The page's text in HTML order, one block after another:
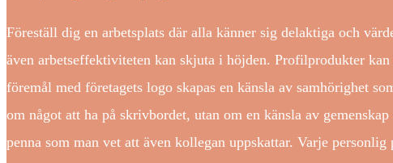
Föreställ dig en arbetsplats där alla känner sig delaktiga och
även arbetseffektiviteten kan skjuta i höjden. Profilprodukter
föremål med företagets logo skapas en känsla av samhörighet
om något att ha på skrivbordet, utan om en känsla av
penna som man vet att även kollegan uppskattar. Varje